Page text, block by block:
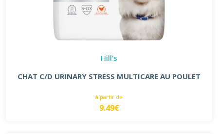
Hill's
CHAT C/D URINARY STRESS MULTICARE AU POULET
à partir de
9.49€